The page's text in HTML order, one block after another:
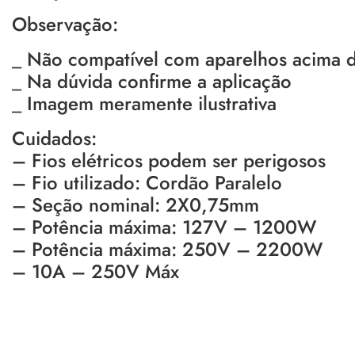
Observação:
_ Não compatível com aparelhos acima
_ Na dúvida confirme a aplicação
_ Imagem meramente ilustrativa
Cuidados:
– Fios elétricos podem ser perigosos
– Fio utilizado: Cordão Paralelo
– Seção nominal: 2X0,75mm
– Potência máxima: 127V – 1200W
– Potência máxima: 250V – 2200W
– 10A – 250V Máx